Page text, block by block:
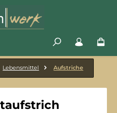
Lebensmittel Aufstriche